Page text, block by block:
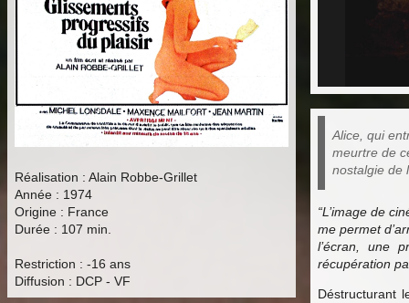
Réalisation : Alain Robbe-Grillet
Année : 1974
Origine : France
Durée : 107 min.
Restriction : -16 ans
Diffusion : DCP - VF
Alice, qui
meurtre de
nostalgie de
“L’image de
me permet
l’écran, une
récupération
Déstructurant